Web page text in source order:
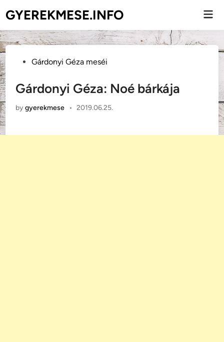
to
content
GYEREKMESE.INFO
PostedGárdonyi Géza meséi
Gárdonyi Géza: Noé bárkája
bygyerekmese • 2019.06.25.